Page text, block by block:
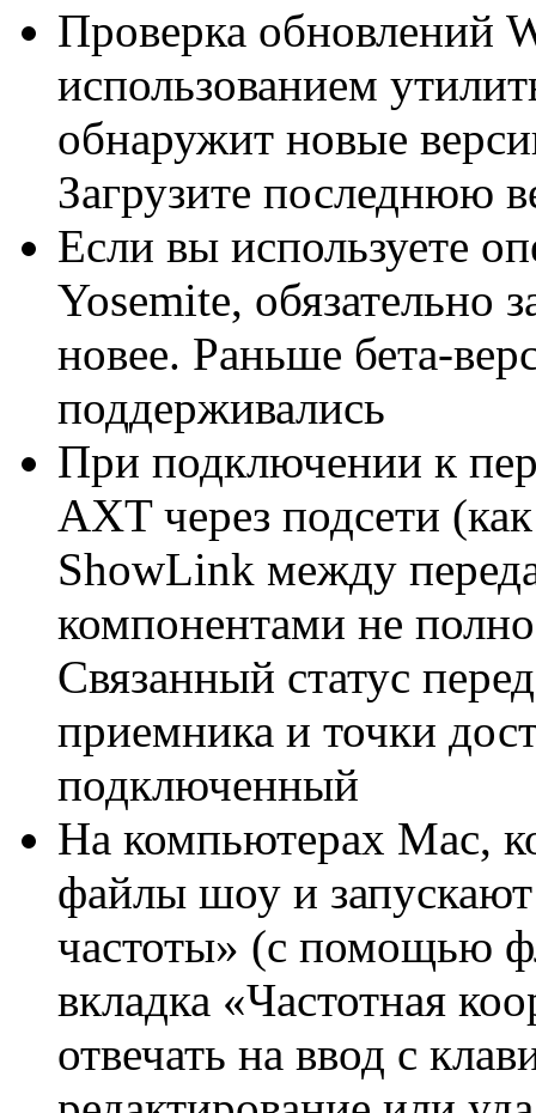
Проверка обновлений
использованием
обнаружит новые
Загрузите последнюю
Если вы используете
Yosemite, обязательно
новее. Раньше бета-
поддерживались
При подключении к
AXT через подсети
ShowLink между
компонентами не
Связанный статус
приемника и точки
подключенный
На компьютерах Mac,
файлы шоу и
частоты» (с помощью
вкладка «Частотная
отвечать на ввод с